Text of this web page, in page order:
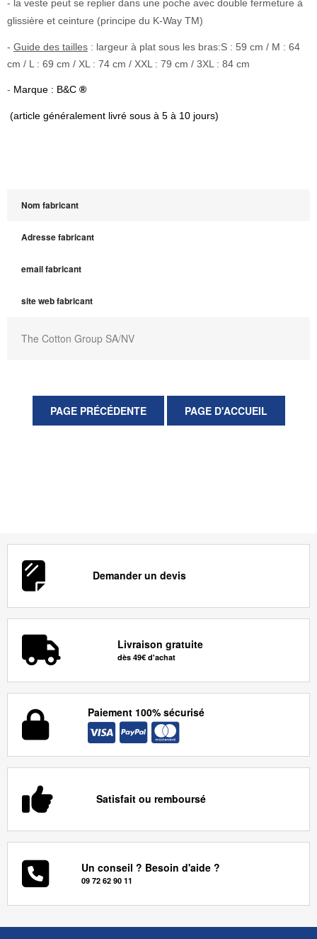
- la veste peut se replier dans une poche avec double fermeture à
glissière et ceinture (principe du K-Way TM)
- Guide des tailles : largeur à plat sous les bras:S : 59 cm / M : 64
cm / L : 69 cm / XL : 74 cm / XXL : 79 cm / 3XL : 84 cm
- Marque : B&C ®
(article généralement livré sous à 5 à 10 jours)
Nom fabricant
Adresse fabricant
email fabricant
site web fabricant
The Cotton Group SA/NV
Demander un devis
Livraison gratuite
dès 49€ d'achat
Paiement 100% sécurisé
Satisfait ou remboursé
Un conseil ? Besoin d'aide ?
09 72 62 90 11